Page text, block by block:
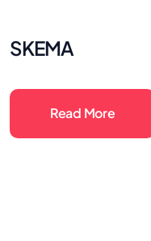
SKEMA
Read More